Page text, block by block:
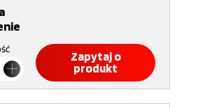
Zapytaj o
produkt